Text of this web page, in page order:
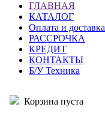
ГЛАВНАЯ
КАТАЛОГ
Оплата и доставка
РАССРОЧКА
КРЕДИТ
КОНТАКТЫ
Б/У Техника
Корзина пуста